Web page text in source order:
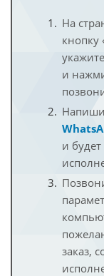
На
кнопку
и
и
заказ,